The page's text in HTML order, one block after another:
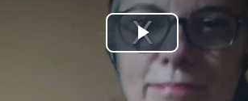
Tocar
Vídeo